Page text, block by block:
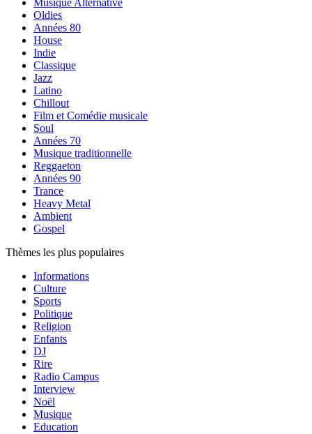
Musique Alternative
Oldies
Années 80
House
Indie
Classique
Jazz
Latino
Chillout
Film et Comédie musicale
Soul
Années 70
Musique traditionnelle
Reggaeton
Années 90
Trance
Heavy Metal
Ambient
Gospel
Thèmes les plus populaires
Informations
Culture
Sports
Politique
Religion
Enfants
DJ
Rire
Radio Campus
Interview
Noël
Musique
Education